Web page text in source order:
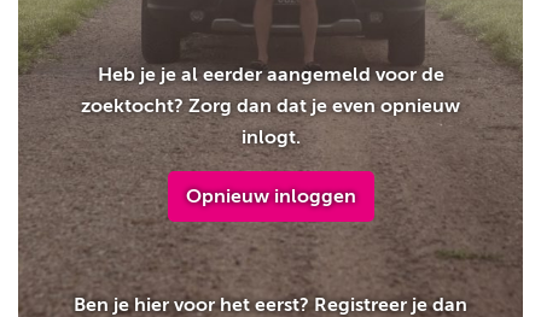
Heb je je al eerder aangemeld voor de
zoektocht? Zorg dan dat je even opnieuw
inlogt.
Opnieuw inloggen
Ben je hier voor het eerst? Registreer je dan